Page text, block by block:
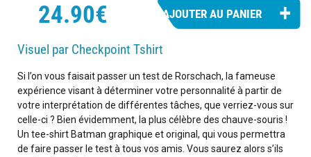
24.90€
Visuel par Checkpoint Tshirt
Si l’on vous faisait passer un test de Rorschach, la fameuse
expérience visant à déterminer votre personnalité à partir de
votre interprétation de différentes tâches, que verriez-vous sur
celle-ci ? Bien évidemment, la plus célèbre des chauve-souris !
Un tee-shirt Batman graphique et original, qui vous permettra
de faire passer le test à tous vos amis. Vous saurez alors s’ils